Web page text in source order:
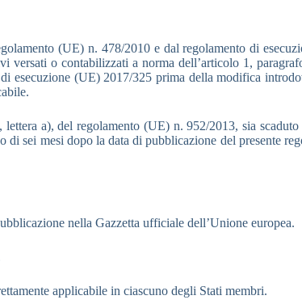
(UE) n. 478/2010 e dal regolamento di
versati o contabilizzati a norma dell’articolo 1,
esecuzione (UE) 2017/325 prima della modifica
a), del regolamento (UE) n. 952/2013, sia
di sei mesi dopo la data di pubblicazione del presente
nella Gazzetta ufficiale dell’Unione europea.
applicabile in ciascuno degli Stati membri.